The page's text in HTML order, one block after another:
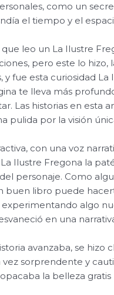
como un
el tiempo y el
leo un La Ilustre
pero este lo
y fue esta curiosidad
te lleva más
Las historias en esta
pulida por la visión
con una voz
Ilustre Fregona la
personaje. Como
buen libro puede
experimentando algo
en una
avanzaba, se hizo
vez sorprendente y
la belleza gratis